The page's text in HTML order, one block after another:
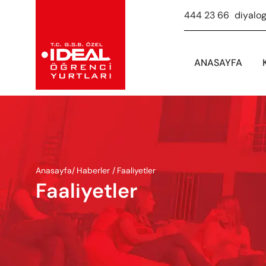
444 23 66
ANASAYFA
Anasayfa/ Haberler / Faaliyetler
Faaliyetler